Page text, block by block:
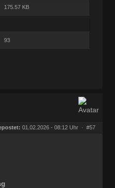
175.57 KB
93
01.02.2026 - 08:12 Uhr · #57